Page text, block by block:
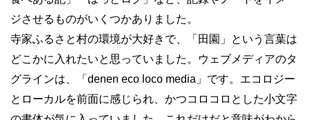
ジさせるものがいくつかありました。
寺家ふるさと村の環境が大好きで、「田園」という言葉は
どこかに入れたいと思っていました。ウェブメディアのタ
グラインは、「denen eco loco media」です。エコロジー
とローカルを前面に感じられ、かつコロコロとした小文字